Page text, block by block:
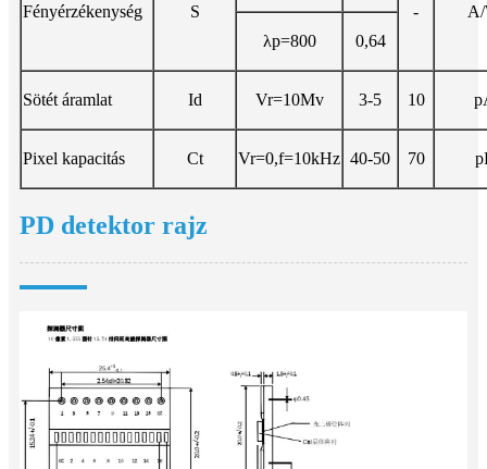
Fényérzékenység S
-
λp=800
0,64
Sötét áramlat Id Vr=10Mv 3-5 10
Pixel kapacitás Ct Vr=0,f=10kHz 40-50 70
PD detektor rajz